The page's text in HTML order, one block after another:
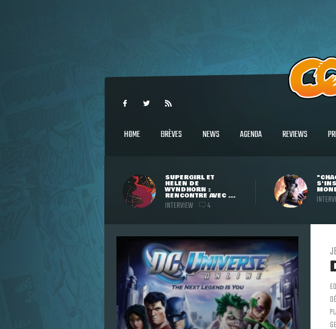
HOME BRÈVES NEWS AGENDA REVIEWS
SUPERGIRL ET
HELEN DE
WYNDHORN :
RENCONTRE AVEC ...
INTERVIEW 4